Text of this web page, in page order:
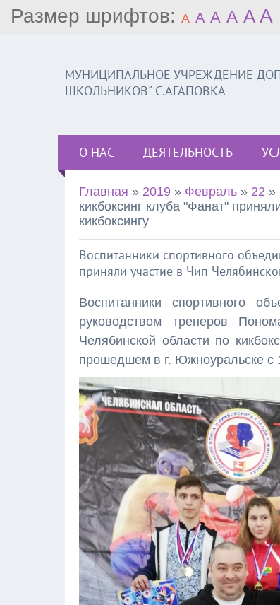
Размер шрифтов: A A A A A A
МУНИЦИПАЛЬНОЕ УЧРЕЖДЕНИЕ
ШКОЛЬНИКОВ" С.АГАПОВКА
О НАС ДЕЯТЕЛЬНОСТЬ
Главная » 2019 » Февраль » 22 »
кикбоксинг клуба "Фанат"
кикбоксингу
Воспитанники спортивного
приняли участие в Чип
Воспитанники спортивного
руководством тренеров
Челябинской области по
прошедшем в г. Южноуральске с